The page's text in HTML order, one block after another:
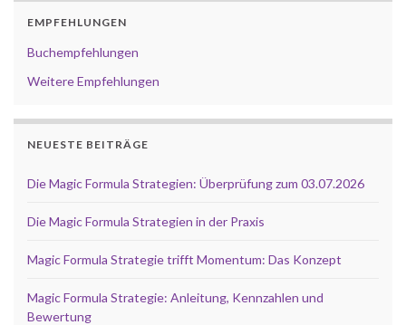
EMPFEHLUNGEN
Buchempfehlungen
Weitere Empfehlungen
NEUESTE BEITRÄGE
Die Magic Formula Strategien: Überprüfung zum 03.07.2026
Die Magic Formula Strategien in der Praxis
Magic Formula Strategie trifft Momentum: Das Konzept
Magic Formula Strategie: Anleitung, Kennzahlen und
Bewertung